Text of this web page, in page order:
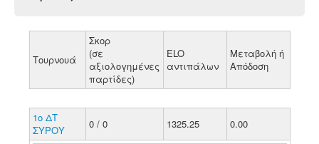
Τουρνουά
Σκορ
(σε
αξιολογημένες
παρτίδες)
ELO
αντιπάλων
Μεταβολή ή
Απόδοση
1ο ΔΤ
ΣΥΡΟΥ
0 / 0 1325.25 0.00